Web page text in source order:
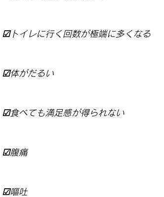
☑トイレに行く回数が極端に多くなる
☑体がだるい
☑食べても満足感が得られない
☑腹痛
☑嘔吐